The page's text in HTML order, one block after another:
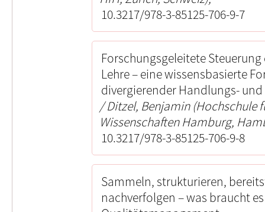
10.3217/978-3-85125-706-9-7
Forschungsgeleitete
Lehre – eine wissensbasierte
divergierender Handlungs-
Ditzel, Benjamin (Hochschule
Wissenschaften Hamburg,
10.3217/978-3-85125-706-9-8
Sammeln, strukturieren,
nachverfolgen – was braucht